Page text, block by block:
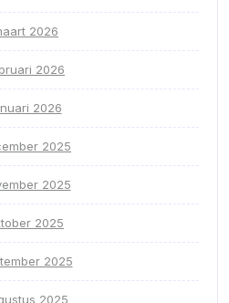
2026
2026
2026
2025
2025
2025
2025
2025